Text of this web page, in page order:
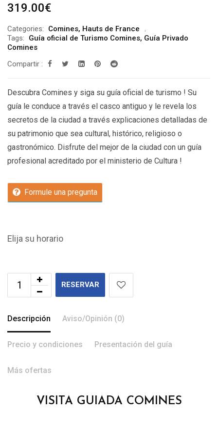
319.00€
Categories: Comines, Hauts de France
Tags:
Guía oficial de Turismo Comines, Guía Privado
Comines
Compartir :
Descubra Comines y siga su guía oficial de turismo ! Su
guía le conduce a través el casco antiguo y le revela los
secretos de la ciudad a través explicaciones detalladas de
su patrimonio que sea cultural, histórico, religioso o
gastronómico. Disfrute del mejor de la ciudad con un guía
profesional acreditado por el ministerio de Cultura !
Formule una pregunta
Elija su horario
RESERVAR
Descripción Aviso/Opinión (0)
Precio y condiciones Presentación del guía
Más ofertas
VISITA GUIADA COMINES